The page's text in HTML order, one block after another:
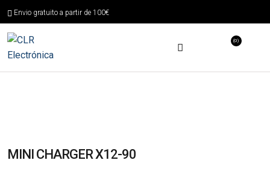
Envio gratuito a partir de 100€
(0)
MINI CHARGER X12-90